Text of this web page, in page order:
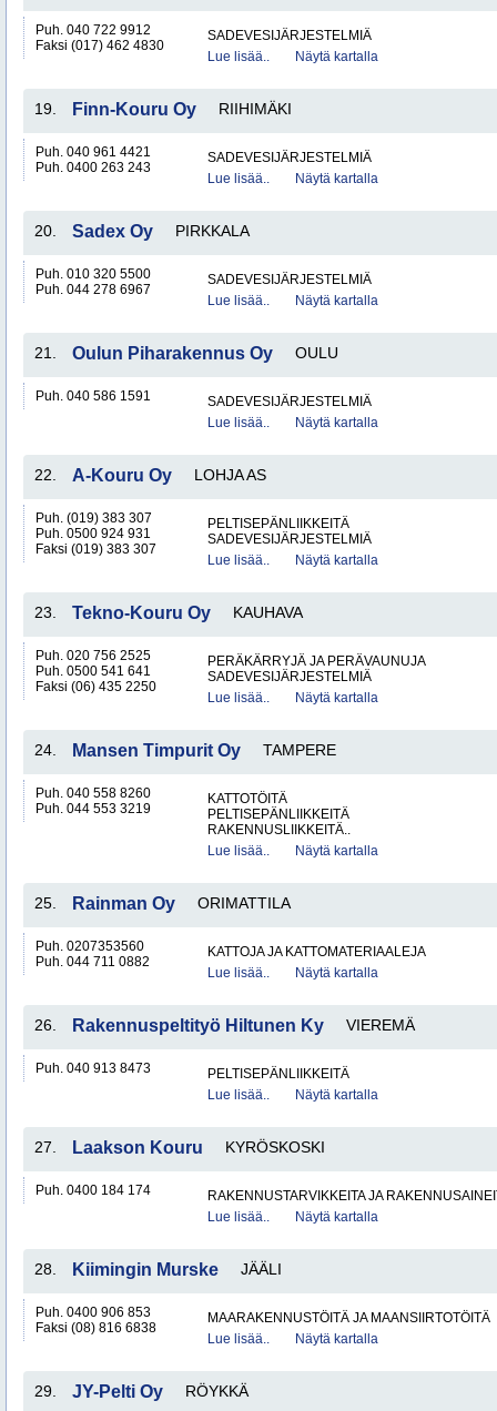
Puh. 040 722 9912
Faksi (017) 462 4830
SADEVESIJÄRJESTELMIÄ
Lue lisää..
Näytä kartalla
19. Finn-Kouru Oy RIIHIMÄKI
Puh. 040 961 4421
Puh. 0400 263 243
SADEVESIJÄRJESTELMIÄ
Lue lisää..
Näytä kartalla
20. Sadex Oy PIRKKALA
Puh. 010 320 5500
Puh. 044 278 6967
SADEVESIJÄRJESTELMIÄ
Lue lisää..
Näytä kartalla
21. Oulun Piharakennus Oy OULU
Puh. 040 586 1591
SADEVESIJÄRJESTELMIÄ
Lue lisää..
Näytä kartalla
22. A-Kouru Oy LOHJA AS
Puh. (019) 383 307
Puh. 0500 924 931
Faksi (019) 383 307
PELTISEPÄNLIIKKEITÄ
SADEVESIJÄRJESTELMIÄ
Lue lisää..
Näytä kartalla
23. Tekno-Kouru Oy KAUHAVA
Puh. 020 756 2525
Puh. 0500 541 641
Faksi (06) 435 2250
PERÄKÄRRYJÄ JA PERÄVAUNUJA
SADEVESIJÄRJESTELMIÄ
Lue lisää..
Näytä kartalla
24. Mansen Timpurit Oy TAMPERE
Puh. 040 558 8260
Puh. 044 553 3219
KATTOTÖITÄ
PELTISEPÄNLIIKKEITÄ
RAKENNUSLIIKKEITÄ..
Lue lisää..
Näytä kartalla
25. Rainman Oy ORIMATTILA
Puh. 0207353560
Puh. 044 711 0882
KATTOJA JA KATTOMATERIAALEJA
Lue lisää..
Näytä kartalla
26. Rakennuspeltityö Hiltunen Ky VIEREMÄ
Puh. 040 913 8473
PELTISEPÄNLIIKKEITÄ
Lue lisää..
Näytä kartalla
27. Laakson Kouru KYRÖSKOSKI
Puh. 0400 184 174
RAKENNUSTARVIKKEITA JA
Lue lisää..
Näytä kartalla
28. Kiimingin Murske JÄÄLI
Puh. 0400 906 853
Faksi (08) 816 6838
MAARAKENNUSTÖITÄ JA MAANSIIRTOTÖITÄ
Lue lisää..
Näytä kartalla
29. JY-Pelti Oy RÖYKKÄ